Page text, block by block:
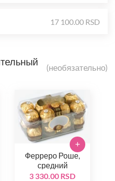
17 100.00 RSD
(необязательно)
Ферреро Роше,
средний
3 330.00 RSD
+